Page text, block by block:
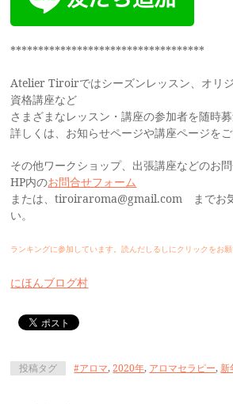
***********************************
Atelier Tiroirではシーズンレッスン、オリ
資格講座など
さまざまなレッスン・講座の参加者を随時
詳しくは、お知らせページや講座ページをご
その他ワークショップ、出張講座などのお
HP内のお問合せフォーム
または、tiroiraroma@gmail.com までお
い。
ランキングに参加しています。読んだしるしにクリックをお願
にほんブログ村
投稿タグ #アロマ,2020年, アロマセラピー, 新